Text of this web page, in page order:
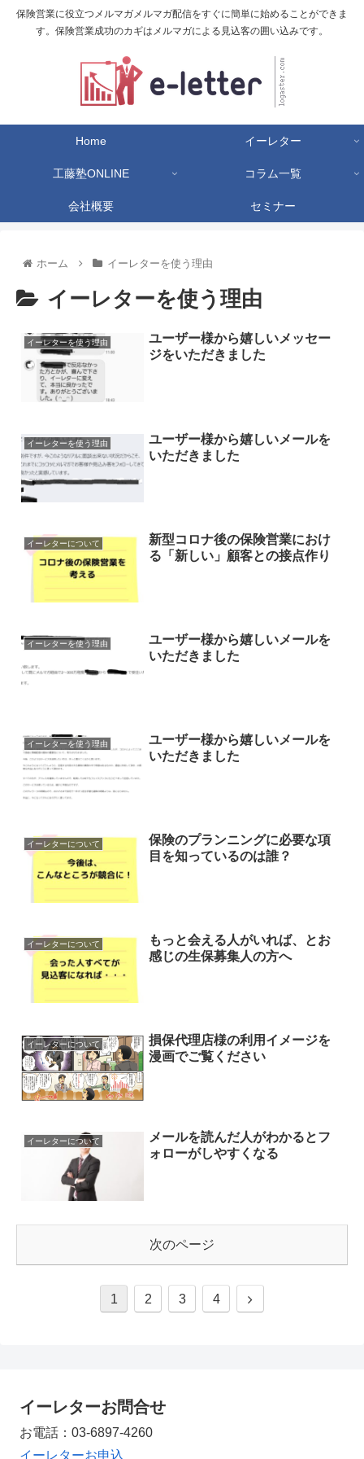
保険営業に役立つメルマガメルマガ配信をすぐに簡単に始めることができま
す。保険営業成功のカギはメルマガによる見込客の囲い込みです。
Home イーレター
工藤塾ONLINE コラム一覧
会社概要 セミナー
ホーム イーレターを使う理由
イーレターを使う理由
イーレターを使う理由
ユーザー様から嬉しいメッセー
ジをいただきました
イーレターを使う理由
ユーザー様から嬉しいメールを
いただきました
イーレターについて
新型コロナ後の保険営業におけ
る「新しい」顧客との接点作り
イーレターを使う理由
ユーザー様から嬉しいメールを
いただきました
イーレターを使う理由
ユーザー様から嬉しいメールを
いただきました
イーレターについて
保険のプランニングに必要な項
目を知っているのは誰？
イーレターについて
もっと会える人がいれば、とお
感じの生保募集人の方へ
イーレターについて
損保代理店様の利用イメージを
漫画でご覧ください
イーレターについて
メールを読んだ人がわかるとフ
ォローがしやすくなる
次のページ
1 2 3 4
イーレターお問合せ
お電話：03-6897-4260
イーレターお申込